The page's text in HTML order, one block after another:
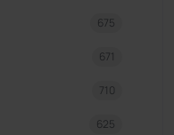
675
671
710
625